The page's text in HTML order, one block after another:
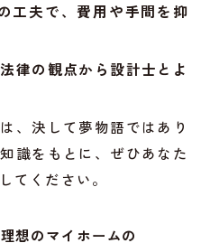
工夫で、費用や手間を抑
律の観点から設計士とよ
、決して夢物語ではあり
識をもとに、ぜひあなた
てください。
想のマイホームの